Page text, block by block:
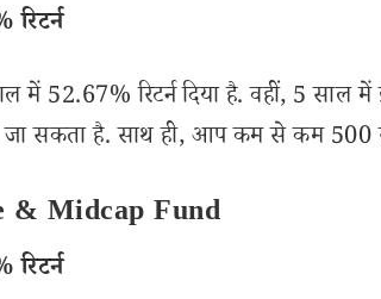
में 52.67% रिटर्न दिया है. वहीं, 5
जा सकता है. साथ ही, आप कम से कम
& Midcap Fund